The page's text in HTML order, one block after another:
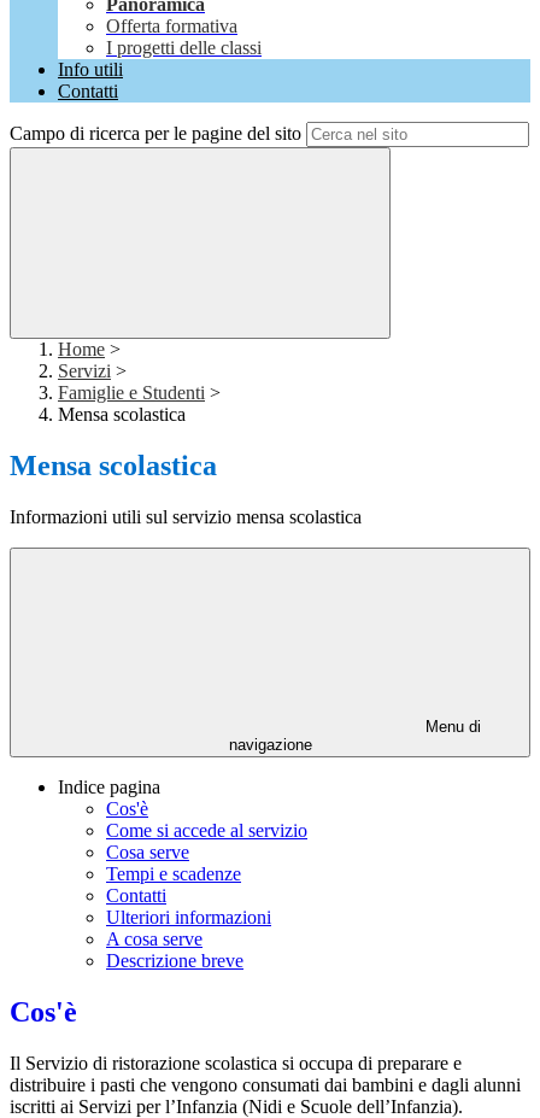
Panoramica
Offerta formativa
I progetti delle classi
Info utili
Contatti
Campo di ricerca per le pagine del sito
Home >
Servizi >
Famiglie e Studenti >
Mensa scolastica
Mensa scolastica
Informazioni utili sul servizio mensa scolastica
Menu di
navigazione
Indice pagina
Cos'è
Come si accede al servizio
Cosa serve
Tempi e scadenze
Contatti
Ulteriori informazioni
A cosa serve
Descrizione breve
Cos'è
Il Servizio di ristorazione scolastica si occupa di preparare e
distribuire i pasti che vengono consumati dai bambini e dagli alunni
iscritti ai Servizi per l’Infanzia (Nidi e Scuole dell’Infanzia).